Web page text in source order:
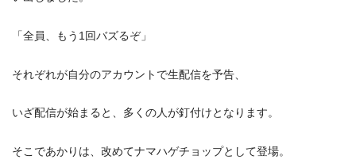
「全員、もう1回バズるぞ」
それぞれが自分のアカウントで生配信を予告、
いざ配信が始まると、多くの人が釘付けとなります。
そこであかりは、改めてナマハゲチョップとして登場。